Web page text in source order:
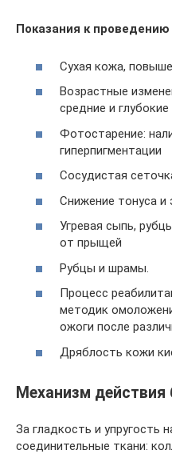
Показания к
Сухая кожа,
Возрастные
средние и
Фотостарение:
гиперпигментации
Сосудистая
Снижение тонуса и
Угревая сыпь,
от прыщей
Рубцы и шрамы.
Процесс
методик
ожоги после
Дряблость кожи
Механизм действия
За гладкость и упругость
соединительные ткани: